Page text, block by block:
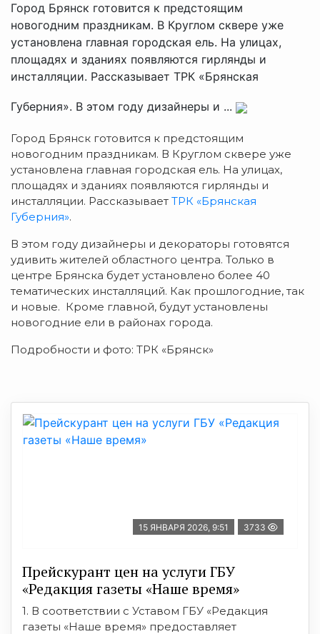
Город Брянск готовится к предстоящим
новогодним праздникам. В Круглом сквере уже
установлена главная городская ель. На улицах,
площадях и зданиях появляются гирлянды и
инсталляции. Рассказывает ТРК «Брянская
Губерния». В этом году дизайнеры и ...
Город Брянск готовится к предстоящим
новогодним праздникам. В Круглом сквере уже
установлена главная городская ель. На улицах,
площадях и зданиях появляются гирлянды и
инсталляции. Рассказывает ТРК «Брянская
Губерния».
В этом году дизайнеры и декораторы готовятся
удивить жителей областного центра. Только в
центре Брянска будет установлено более 40
тематических инсталляций. Как прошлогодние, так
и новые. Кроме главной, будут установлены
новогодние ели в районах города.
Подробности и фото: ТРК «Брянск»
15 ЯНВАРЯ 2026, 9:51 3733
Прейскурант цен на услуги ГБУ
«Редакция газеты «Наше время»
1. В соответствии с Уставом ГБУ «Редакция
газеты «Наше время» предоставляет